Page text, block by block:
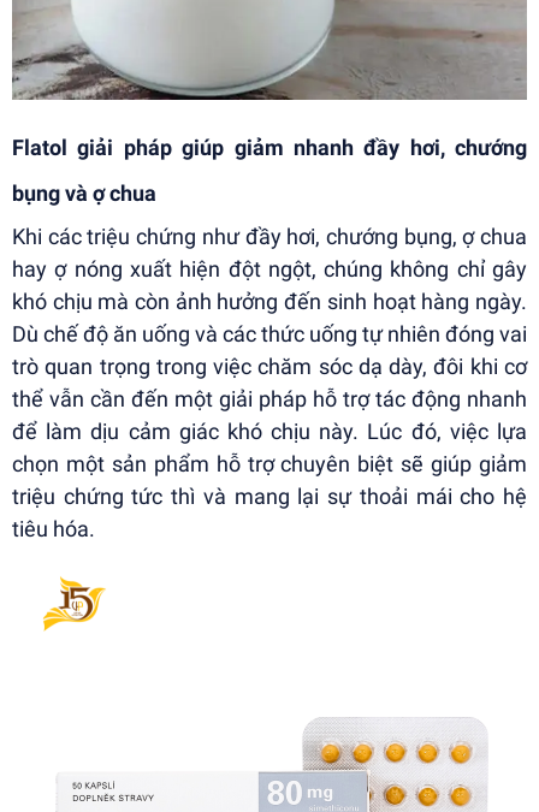
Flatol giải pháp giúp giảm nhanh đầy hơi, chướng
bụng và ợ chua
Khi các triệu chứng như đầy hơi, chướng bụng, ợ chua
hay ợ nóng xuất hiện đột ngột, chúng không chỉ gây
khó chịu mà còn ảnh hưởng đến sinh hoạt hàng ngày.
Dù chế độ ăn uống và các thức uống tự nhiên đóng vai
trò quan trọng trong việc chăm sóc dạ dày, đôi khi cơ
thể vẫn cần đến một giải pháp hỗ trợ tác động nhanh
để làm dịu cảm giác khó chịu này. Lúc đó, việc lựa
chọn một sản phẩm hỗ trợ chuyên biệt sẽ giúp giảm
triệu chứng tức thì và mang lại sự thoải mái cho hệ
tiêu hóa.